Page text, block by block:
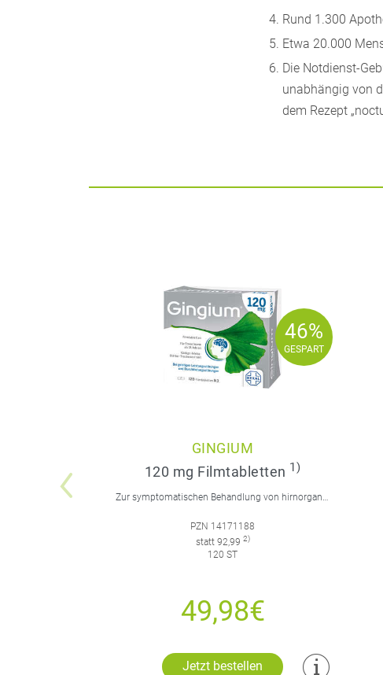
Rund 1.300
Etwa 20.000
Die Notdienst-
unabhängig von
dem Rezept
46%
GESPART
46%
GESPART
GINGIUM
120 mg Filmtabletten 1)
Zur symptomatischen Behandlung von hirnorganisch bedingten geistigen Leistungseinbußen.
PZN 14171188
statt 92,99 2)
120 ST
49,98€
Jetzt bestellen